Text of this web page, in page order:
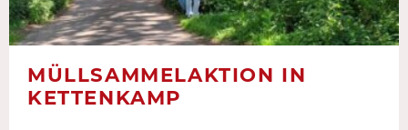
MÜLLSAMMELAKTION IN
KETTENKAMP